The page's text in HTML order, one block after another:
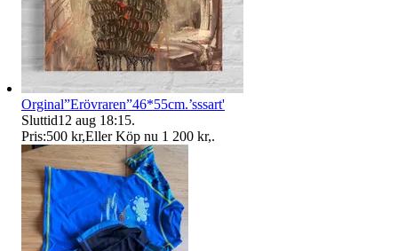
Orginal”Erövraren”46*55cm.’sssart'
Sluttid12 aug 18:15.
Pris:500 kr,Eller Köp nu 1 200 kr,.